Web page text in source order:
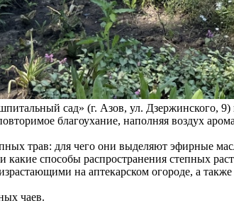
сад» (г. Азов, ул. Дзержинского,
благоухание, наполняя воздух
трав: для чего они выделяют эфирные
способы распространения степных
на аптекарском огороде, а
чаев.